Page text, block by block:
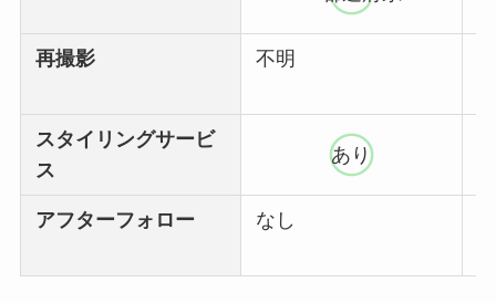
再撮影 不明
スタイリングサービ
ス
あり
アフターフォロー なし